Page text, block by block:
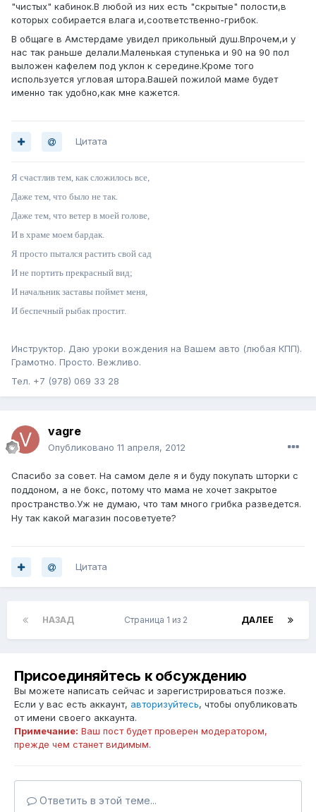
"чистых" кабинок.В любой из них есть "скрытые" полости,в
которых собирается влага и,соответственно-грибок.
В общаге в Амстердаме увидел прикольный душ.Впрочем,и у
нас так раньше делали.Маленькая ступенька и 90 на 90 пол
выложен кафелем под уклон к середине.Кроме того
используется угловая штора.Вашей пожилой маме будет
именно так удобно,как мне кажется.
Цитата
Я счастлив тем, как сложилось все,
Даже тем, что было не так.
Даже тем, что ветер в моей голове,
И в храме моем бардак.
Я просто пытался растить свой сад
И не портить прекрасный вид;
И начальник заставы поймет меня,
И беспечный рыбак простит.
Инструктор. Даю уроки вождения на Вашем авто (любая КПП).
Грамотно. Просто. Вежливо.
Тел. +7 (978) 069 33 28
vagre
Опубликовано 11 апреля, 2012
Спасибо за совет. На самом деле я и буду покупать шторки с
поддоном, а не бокс, потому что мама не хочет закрытое
пространство.Уж не думаю, что там много грибка разведется.
Ну так какой магазин посоветуете?
Цитата
НАЗАД ДАЛЕЕ
Страница 1 из 2
Присоединяйтесь к обсуждению
Вы можете написать сейчас и зарегистрироваться позже.
Если у вас есть аккаунт, авторизуйтесь, чтобы опубликовать
от имени своего аккаунта.
Примечание: Ваш пост будет проверен модератором,
прежде чем станет видимым.
Ответить в этой теме...